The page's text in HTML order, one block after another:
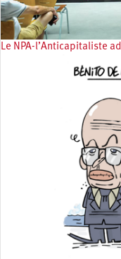
Le NPA-l’Anticapitaliste